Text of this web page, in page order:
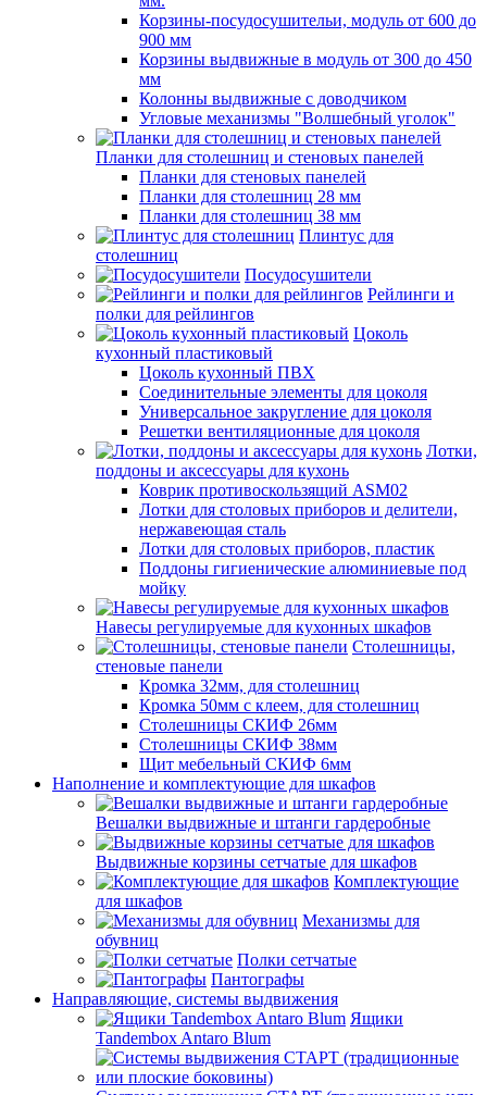
Корзины-посудосушительи, модуль от 600 до
900 мм
Корзины выдвижные в модуль от 300 до 450
мм
Колонны выдвижные с доводчиком
Угловые механизмы "Волшебный уголок"
Планки для столешниц и стеновых панелей
Планки для стеновых панелей
Планки для столешниц 28 мм
Планки для столешниц 38 мм
Плинтус для
столешниц
Посудосушители
Рейлинги и
полки для рейлингов
Цоколь
кухонный пластиковый
Цоколь кухонный ПВХ
Соединительные элементы для цоколя
Универсальное закругление для цоколя
Решетки вентиляционные для цоколя
Лотки,
поддоны и аксессуары для кухонь
Коврик противоскользящий ASM02
Лотки для столовых приборов и делители,
нержавеющая сталь
Лотки для столовых приборов, пластик
Поддоны гигиенические алюминиевые под
мойку
Навесы регулируемые для кухонных шкафов
Столешницы,
стеновые панели
Кромка 32мм, для столешниц
Кромка 50мм с клеем, для столешниц
Столешницы СКИФ 26мм
Столешницы СКИФ 38мм
Щит мебельный СКИФ 6мм
Наполнение и комплектующие для шкафов
Вешалки выдвижные и штанги гардеробные
Выдвижные корзины сетчатые для шкафов
Комплектующие
для шкафов
Механизмы для
обувниц
Полки сетчатые
Пантографы
Направляющие, системы выдвижения
Ящики
Tandembox Antaro Blum